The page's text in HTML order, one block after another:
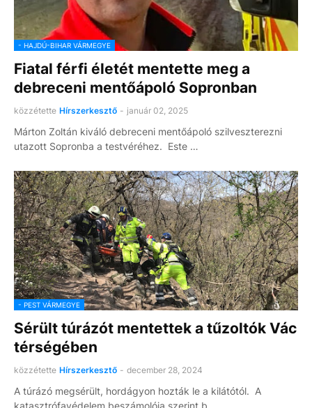
- HAJDÚ-BIHAR VÁRMEGYE
Fiatal férfi életét mentette meg a
debreceni mentőápoló Sopronban
közzétette Hírszerkesztő - január 02, 2025
Márton Zoltán kiváló debreceni mentőápoló szilveszterezni
utazott Sopronba a testvéréhez. Este …
- PEST VÁRMEGYE
Sérült túrázót mentettek a tűzoltók Vác
térségében
közzétette Hírszerkesztő - december 28, 2024
A túrázó megsérült, hordágyon hozták le a kilátótól. A
katasztrófavédelem beszámolója szerint b…